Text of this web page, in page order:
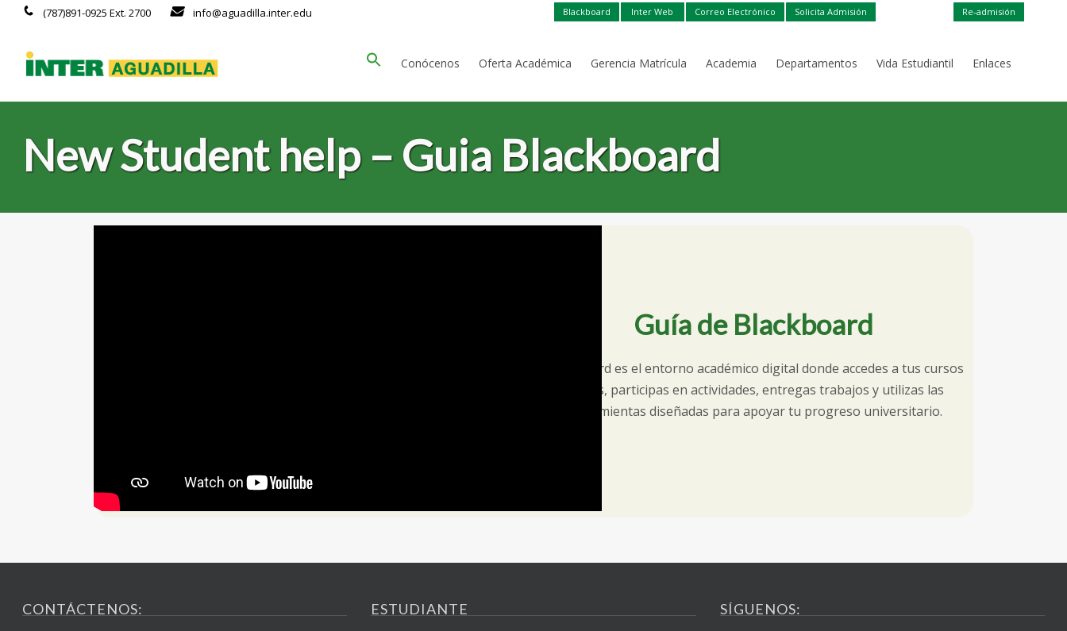
Blackboard Inter Web Correo Electrónico Solicita Admisión Re-admisión
(787)891-0925 Ext. 2700 info@aguadilla.inter.edu
Conócenos Oferta Académica Gerencia Matrícula Academia Departamentos Vida Estudiantil Enlaces
New Student help – Guia Blackboard
Guía de Blackboard
Blackboard es el entorno académico digital donde accedes a tus cursos
activos, participas en actividades, entregas trabajos y utilizas las
herramientas diseñadas para apoyar tu progreso universitario.
CONTÁCTENOS:
ESTUDIANTE
SÍGUENOS: